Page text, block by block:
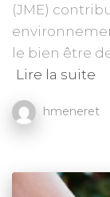
(JME)
le bien être
Lire la suite
hmeneret